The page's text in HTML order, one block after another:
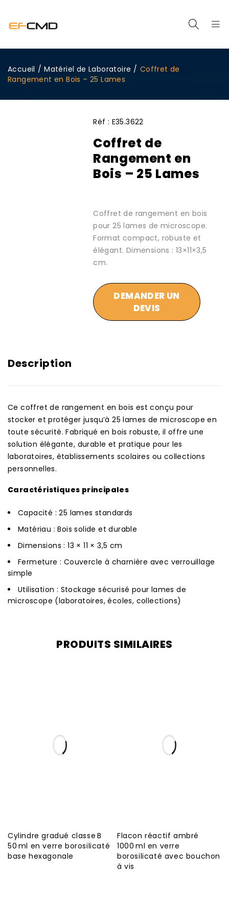
Accueil / Matériel de Laboratoire / Coffret de
Rangement en Bois – 25 Lames
Réf : E35.3622
Coffret de
Rangement en
Bois – 25 Lames
Coffret de rangement en bois
pour 25 lames de microscope.
Format compact, robuste et
élégant. Dimensions : 13×11×3,5
cm.
DEMANDER UN
DEVIS
Description
Ce coffret de rangement en bois est conçu pour
stocker et protéger jusqu’à 25 lames de microscope en
toute sécurité. Fabriqué en bois robuste, il offre une
solution élégante, durable et pratique pour les
laboratoires, établissements scolaires ou collections
personnelles.
Caractéristiques principales
Capacité : 25 lames standards
Matériau : Bois solide et durable
Dimensions : 13 × 11 × 3,5 cm
Fermeture : Couvercle à charnière avec verrouillage
simple
Utilisation : Stockage sécurisé pour lames de
microscope (laboratoires, écoles, collections)
PRODUITS SIMILAIRES
Cylindre gradué classe B
50 ml en verre borosilicaté
base hexagonale
Flacon réactif ambré
1000 ml en verre
borosilicaté avec bouchon
à vis